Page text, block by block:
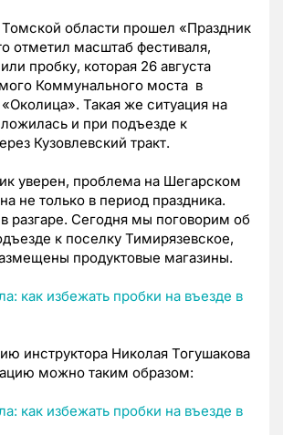
Томской области прошел «Праздник
отметил масштаб фестиваля,
пробку, которая 26 августа
Коммунального моста в
Такая же ситуация на
и при подъезде к
Кузовлевский тракт.
уверен, проблема на Шегарском
не только в период праздника.
разгаре. Сегодня мы поговорим об
к поселку Тимирязевское,
продуктовые магазины.
инструктора Николая Тогушакова
можно таким образом: